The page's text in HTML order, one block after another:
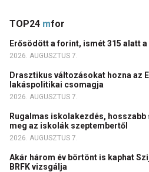
TOP24 mfor
Erősödött a forint, ismét 315 alatt
2026. AUGUSZTUS 7.
Drasztikus változásokat hozna az
lakáspolitikai csomagja
2026. AUGUSZTUS 7.
Rugalmas iskolakezdés,
meg az iskolák szeptembertől
2026. AUGUSZTUS 7.
Akár három év börtönt is kaphat
BRFK vizsgálja